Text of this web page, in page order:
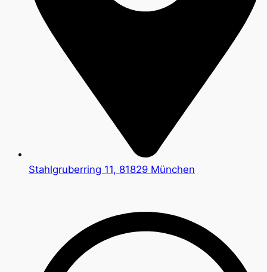
Stahlgruberring 11, 81829 München